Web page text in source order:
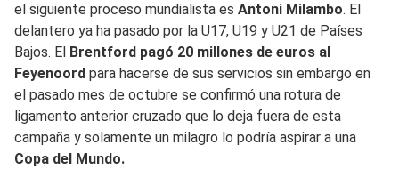
el siguiente proceso mundialista es Antoni Milambo. El
delantero ya ha pasado por la U17, U19 y U21 de Países
Bajos. El Brentford pagó 20 millones de euros al
Feyenoord para hacerse de sus servicios sin embargo en
el pasado mes de octubre se confirmó una rotura de
ligamento anterior cruzado que lo deja fuera de esta
campaña y solamente un milagro lo podría aspirar a una
Copa del Mundo.